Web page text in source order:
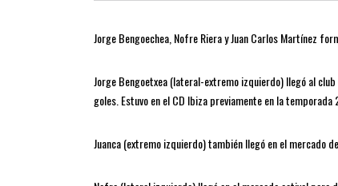
Jorge Bengoechea, Nofre Riera y Juan Carlos Martínez
Jorge Bengoetxea (lateral-extremo izquierdo) llegó al
goles. Estuvo en el CD Ibiza previamente en la temporada
Juanca (extremo izquierdo) también llegó en el mercado